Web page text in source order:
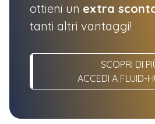
ottieni un extra
tanti altri vantaggi!
SCOPRI DI
ACCEDI A FLUID-